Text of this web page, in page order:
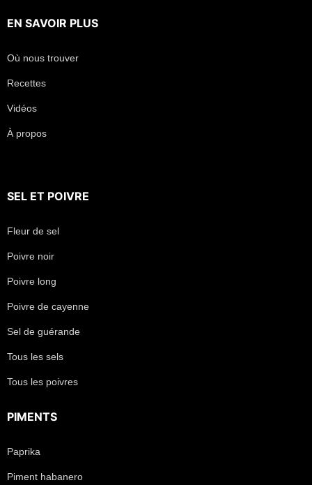
EN SAVOIR PLUS
Où nous trouver
Recettes
Vidéos
À propos
SEL ET POIVRE
Fleur de sel
Poivre noir
Poivre long
Poivre de cayenne
Sel de guérande
Tous les sels
Tous les poivres
PIMENTS
Paprika
Piment habanero